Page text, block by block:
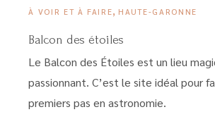
À VOIR ET À FAIRE, HAUTE-GARONNE
Balcon des étoiles
Le Balcon des Étoiles est un lieu
passionnant. C’est le site idéal pour
premiers pas en astronomie.